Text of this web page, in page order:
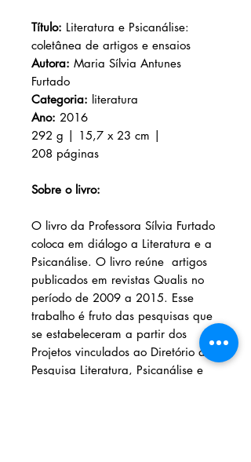
Título: Literatura e Psicanálise:
coletânea de artigos e ensaios
Autora: Maria Sílvia Antunes
Furtado
Categoria: literatura
Ano: 2016
292 g | 15,7 x 23 cm |
208 páginas
Sobre o livro:
O livro da Professora Sílvia Furtado
coloca em diálogo a Literatura e a
Psicanálise. O livro reúne artigos
publicados em revistas Qualis no
período de 2009 a 2015. Esse
trabalho é fruto das pesquisas que
se estabeleceram a partir dos
Projetos vinculados ao Diretório de
Pesquisa Literatura, Psicanálise e